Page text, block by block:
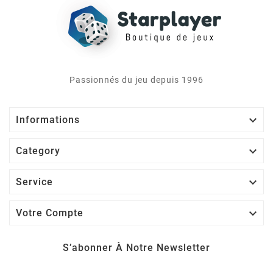
Passionnés du jeu depuis 1996
Informations 
Category 
Service 
Votre Compte 
S’abonner À Notre Newsletter